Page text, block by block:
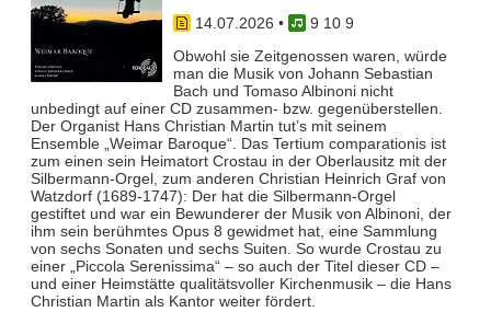
14.07.2026 •
9 10 9
Obwohl sie Zeitgenossen waren, würde
man die Musik von Johann Sebastian
Bach und Tomaso Albinoni nicht
unbedingt auf einer CD zusammen- bzw. gegenüberstellen.
Der Organist Hans Christian Martin tut’s mit seinem
Ensemble „Weimar Baroque“. Das Tertium comparationis ist
zum einen sein Heimatort Crostau in der Oberlausitz mit der
Silbermann-Orgel, zum anderen Christian Heinrich Graf von
Watzdorf (1689-1747): Der hat die Silbermann-Orgel
gestiftet und war ein Bewunderer der Musik von Albinoni, der
ihm sein berühmtes Opus 8 gewidmet hat, eine Sammlung
von sechs Sonaten und sechs Suiten. So wurde Crostau zu
einer „Piccola Serenissima“ – so auch der Titel dieser CD –
und einer Heimstätte qualitätsvoller Kirchenmusik – die Hans
Christian Martin als Kantor weiter fördert.